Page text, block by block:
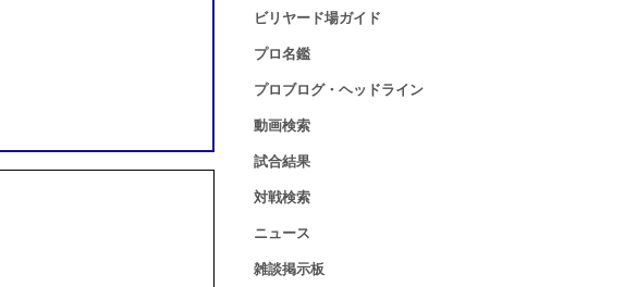
ビリヤード場ガイド
プロ名鑑
プロブログ・ヘッドライン
動画検索
試合結果
対戦検索
ニュース
雑談掲示板